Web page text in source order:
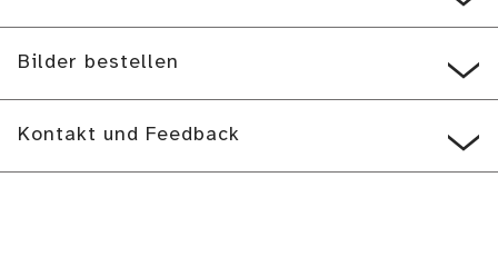
Bilder bestellen
Kontakt und Feedback